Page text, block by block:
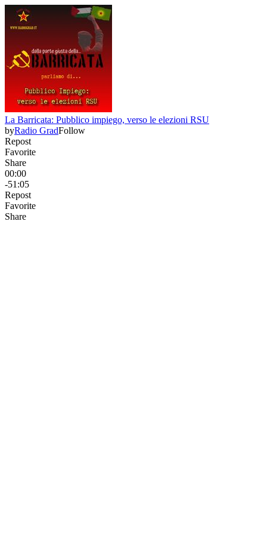
La Barricata: Pubblico impiego, verso le elezioni RSU
byRadio GradFollow
Repost
Favorite
Share
00:00
-51:05
Repost
Favorite
Share